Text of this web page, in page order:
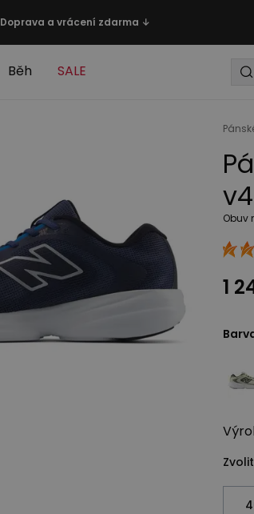
Doprava a vrácení zdarma ↓
Běh SALE
Obuv
1